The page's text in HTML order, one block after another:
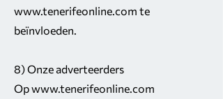
www.tenerifeonline.com te
beïnvloeden.
8) Onze adverteerders
Opwww.tenerifeonline.com